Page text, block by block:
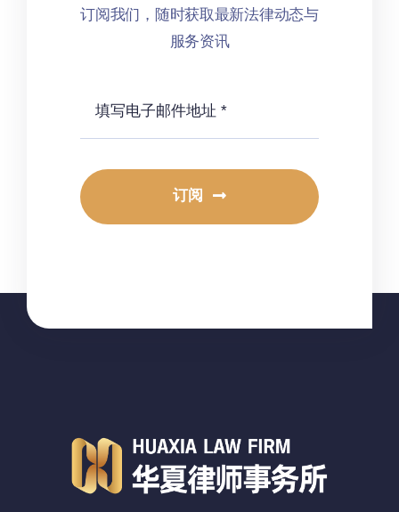
订阅我们，随时获取最新法律动态与
服务资讯
订阅